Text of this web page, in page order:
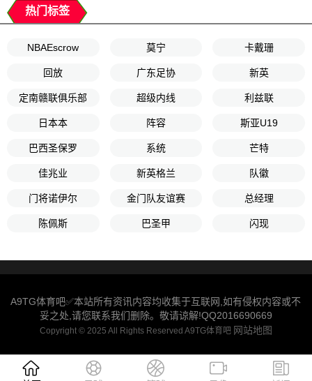
热门标签
NBAEscrow 莫宁 卡戴珊
回放 广东足协 新英
定南赣联俱乐部 超级内线 利兹联
日本本 阵容 斯亚U19
巴西圣保罗 系统 芒特
佳兆业 新英格兰 队徽
门将诺伊尔 金门队友谊赛 总经理
陈佩斯 巴圣甲 闪现
A9TG体育吧✅本站所有资讯内容均收集于互联网,如有侵权内容或不
妥之处,请您联系我们删除。敬请谅解!QQ2016690669
Copyright © 2025 All Rights Reserved A9TG体育吧 网站地图